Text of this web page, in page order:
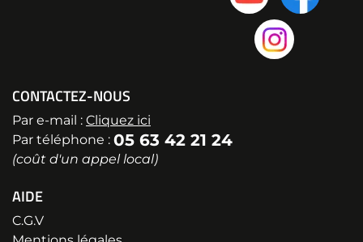
CONTACTEZ-NOUS
Par e-mail : Cliquez ici
Par téléphone : 05 63 42 21 24
(coût d'un appel local)
AIDE
C.G.V